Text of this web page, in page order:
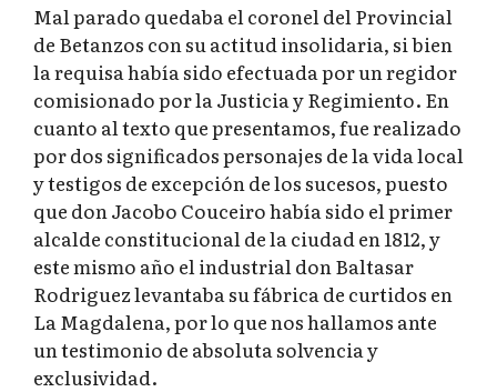
Mal parado quedaba el coronel del Provincial
de Betanzos con su actitud insolidaria, si bien
la requisa había sido efectuada por un regidor
comisionado por la Justicia y Regimiento. En
cuanto al texto que presentamos, fue realizado
por dos significados personajes de la vida local
y testigos de excepción de los sucesos, puesto
que don Jacobo Couceiro había sido el primer
alcalde constitucional de la ciudad en 1812, y
este mismo año el industrial don Baltasar
Rodriguez levantaba su fábrica de curtidos en
La Magdalena, por lo que nos hallamos ante
un testimonio de absoluta solvencia y
exclusividad.